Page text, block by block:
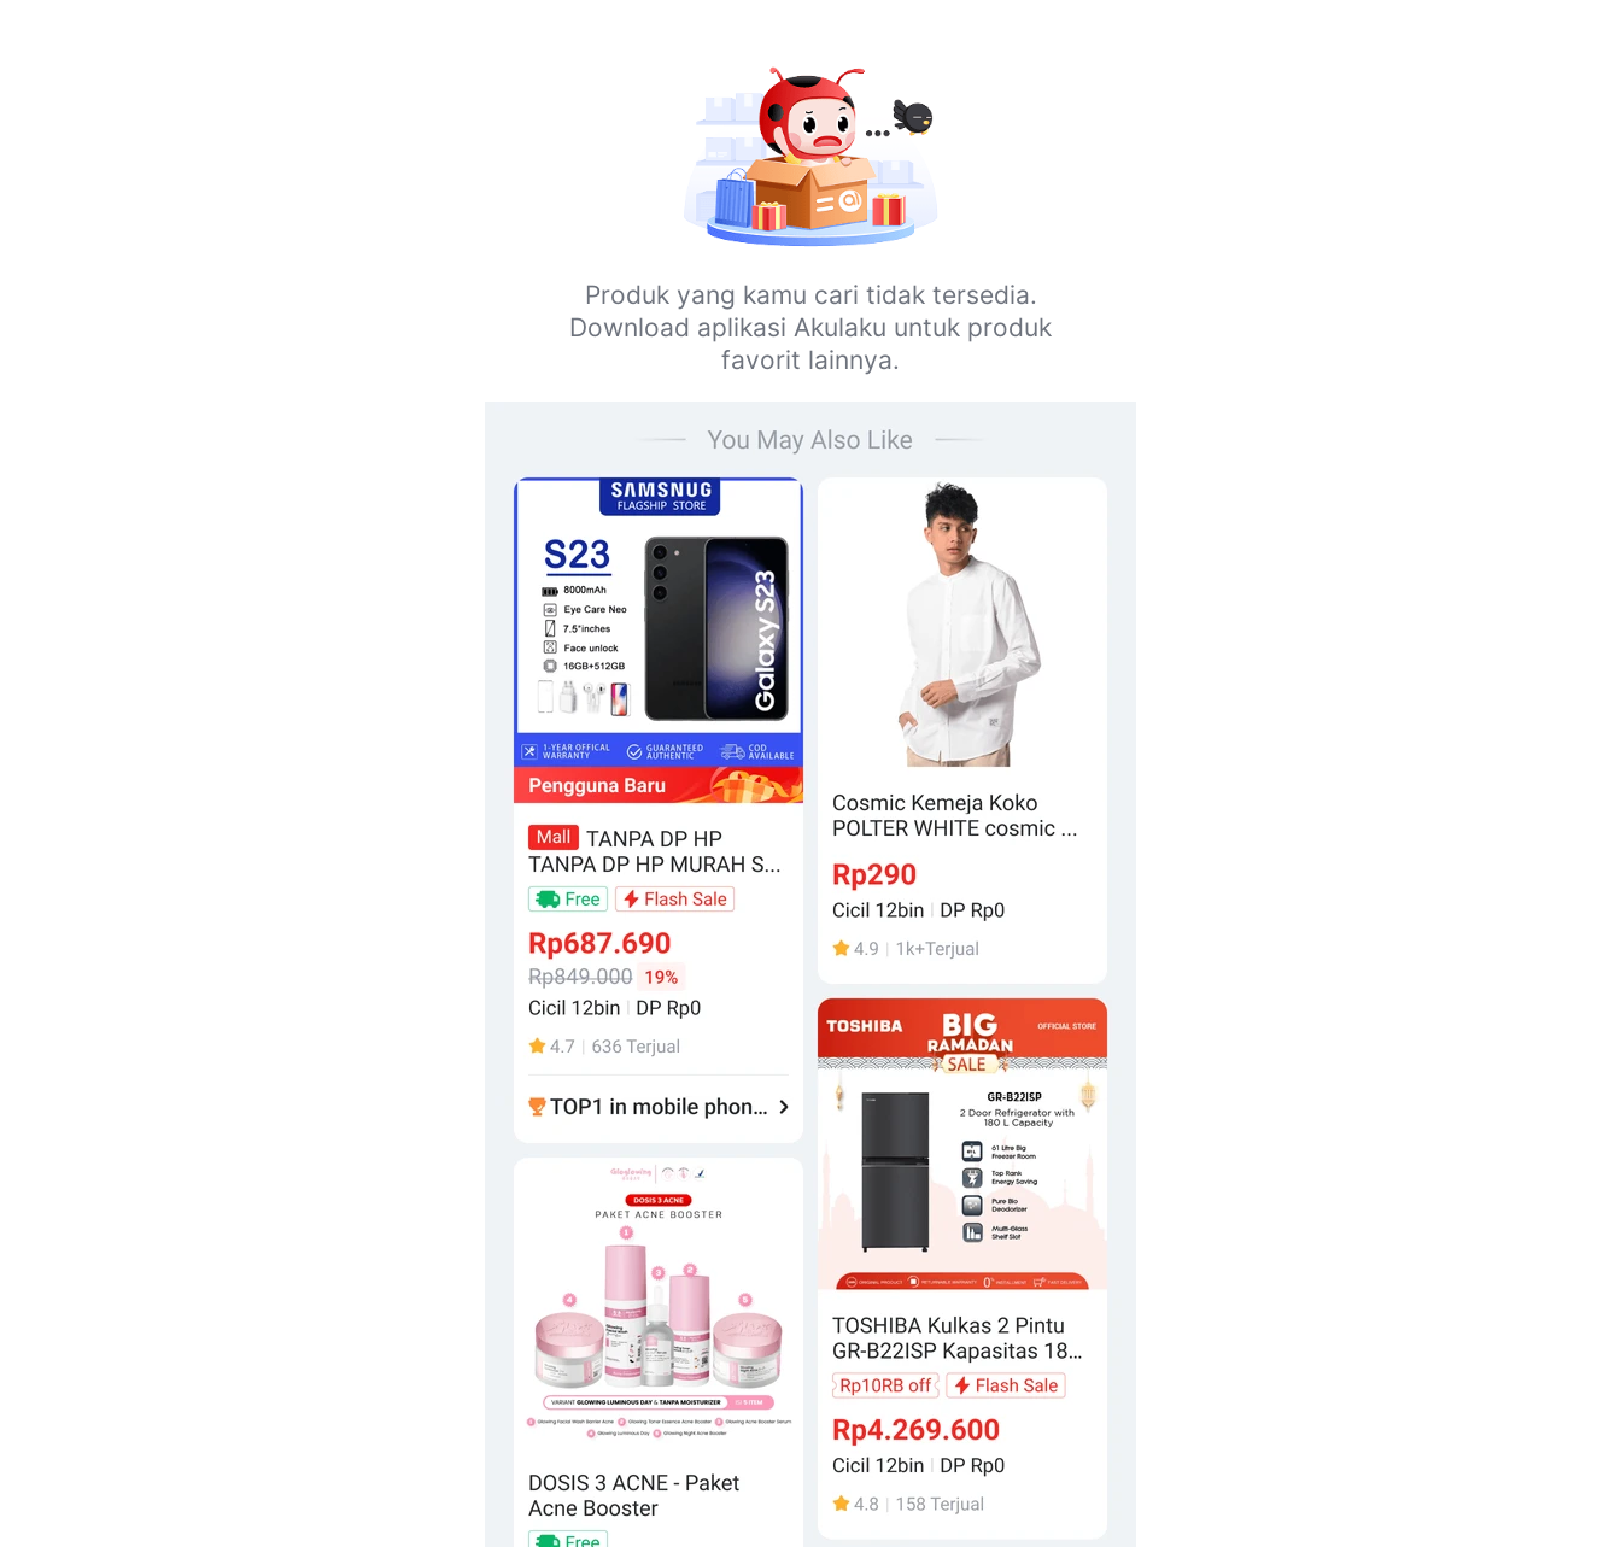
Produk yang kamu cari tidak tersedia.
Download aplikasi Akulaku untuk produk
favorit lainnya.